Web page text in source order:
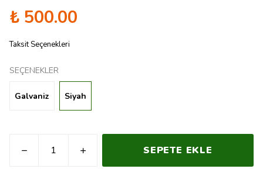
₺ 500.00
Taksit Seçenekleri
SEÇENEKLER
Galvaniz Siyah
SEPETE EKLE